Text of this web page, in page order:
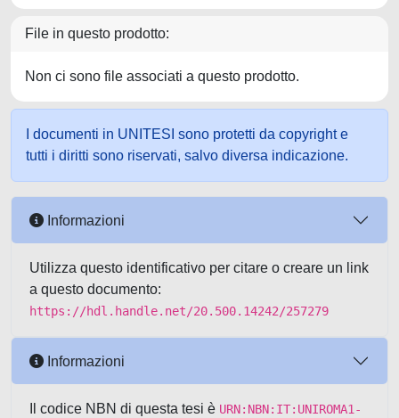
File in questo prodotto:
Non ci sono file associati a questo prodotto.
I documenti in UNITESI sono protetti da copyright e
tutti i diritti sono riservati, salvo diversa indicazione.
Informazioni
Utilizza questo identificativo per citare o creare un link
a questo documento:
https://hdl.handle.net/20.500.14242/257279
Informazioni
Il codice NBN di questa tesi è URN:NBN:IT:UNIROMA1-